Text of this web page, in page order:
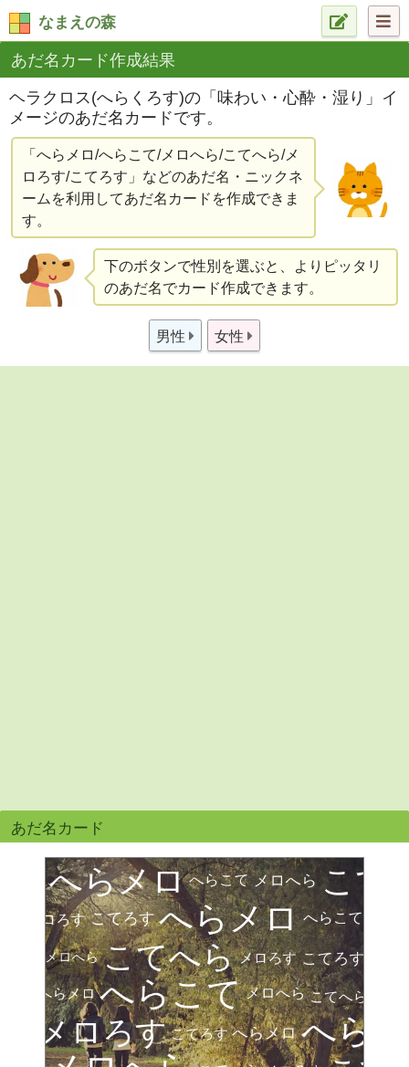
なまえの森
あだ名カード作成結果
ヘラクロス(へらくろす)の「味わい・心酔・湿り」イ
メージのあだ名カードです。
「へらメロ/へらこて/メロへら/こてへら/メ
ロろす/こてろす」などのあだ名・ニックネ
ームを利用してあだ名カードを作成できま
す。
下のボタンで性別を選ぶと、よりピッタリ
のあだ名でカード作成できます。
男性 女性
あだ名カード